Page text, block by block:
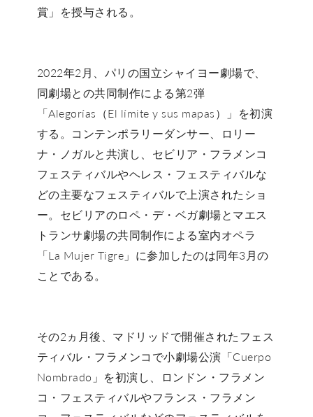
賞」を授与される。
2022年2月、パリの国立シャイヨー劇場で、
同劇場との共同制作による第2弾
「Alegorías（El límite y sus mapas）」を初演
する。コンテンポラリーダンサー、ロリー
ナ・ノガルと共演し、セビリア・フラメンコ
フェスティバルやヘレス・フェスティバルな
どの主要なフェスティバルで上演されたショ
ー。セビリアのロペ・デ・ベガ劇場とマエス
トランサ劇場の共同制作による室内オペラ
「La Mujer Tigre」に参加したのは同年3月の
ことである。
その2ヵ月後、マドリッドで開催されたフェス
ティバル・フラメンコで小劇場公演「Cuerpo
Nombrado」を初演し、ロンドン・フラメン
コ・フェスティバルやフランス・フラメン